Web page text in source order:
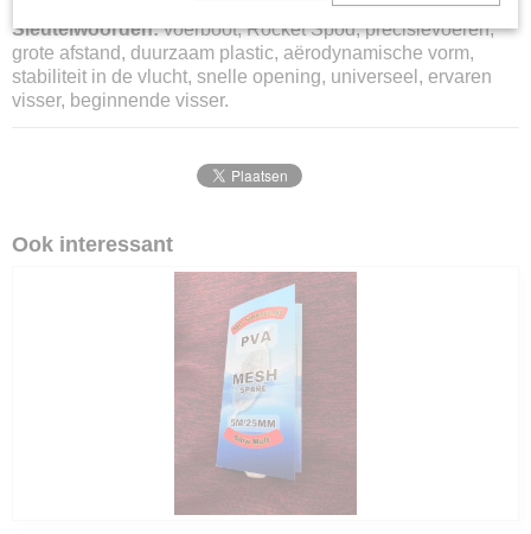
Sleutelwoorden:voerboot, Rocket Spod, precisievoeren,
grote afstand, duurzaam plastic, aërodynamische vorm,
stabiliteit in de vlucht, snelle opening, universeel, ervaren
visser, beginnende visser.
Ook interessant